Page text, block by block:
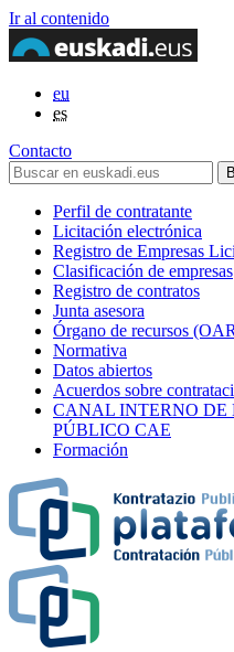
Ir al contenido
eu
es
Contacto
Perfil de contratante
Licitación electrónica
Registro de Empresas
Clasificación de empresas
Registro de contratos
Junta asesora
Órgano de recursos
Normativa
Datos abiertos
Acuerdos sobre
CANAL INTERNO DE
PÚBLICO CAE
Formación